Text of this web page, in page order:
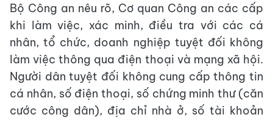
Bộ Công an nêu rõ, Cơ quan Công an các cấp
khi làm việc, xác minh, điều tra với các cá
nhân, tổ chức, doanh nghiệp tuyệt đối không
làm việc thông qua điện thoại và mạng xã hội.
Người dân tuyệt đối không cung cấp thông tin
cá nhân, số điện thoại, số chứng minh thư (căn
cước công dân), địa chỉ nhà ở, số tài khoản